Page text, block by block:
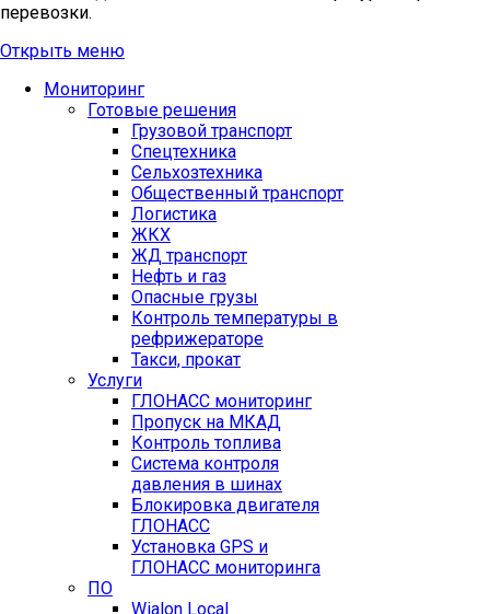
перевозки.
Открыть меню
Мониторинг
Готовые решения
Грузовой транспорт
Спецтехника
Сельхозтехника
Общественный транспорт
Логистика
ЖКХ
ЖД транспорт
Нефть и газ
Опасные грузы
Контроль температуры в
рефрижераторе
Такси, прокат
Услуги
ГЛОНАСС мониторинг
Пропуск на МКАД
Контроль топлива
Система контроля
давления в шинах
Блокировка двигателя
ГЛОНАСС
Установка GPS и
ГЛОНАСС мониторинга
ПО
Wialon Local